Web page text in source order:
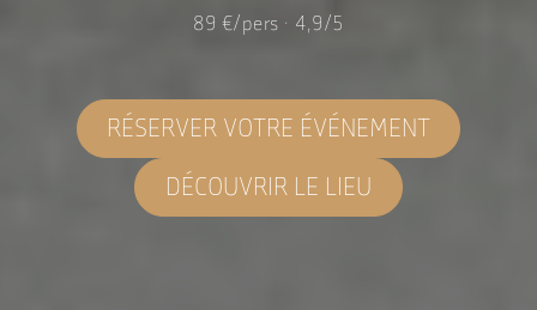
89 €/pers · 4,9/5
RÉSERVER VOTRE ÉVÉNEMENT
DÉCOUVRIR LE LIEU